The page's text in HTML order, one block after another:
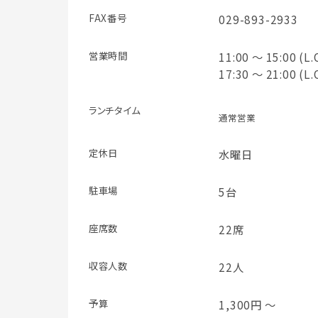
FAX番号 029-893-2933
営業時間
11:00 ～ 15:00
17:30 ～ 21:00
ランチタイム
通常営業
定休日 水曜日
駐車場 5台
座席数 22席
収容人数 22人
予算 1,300円 ～